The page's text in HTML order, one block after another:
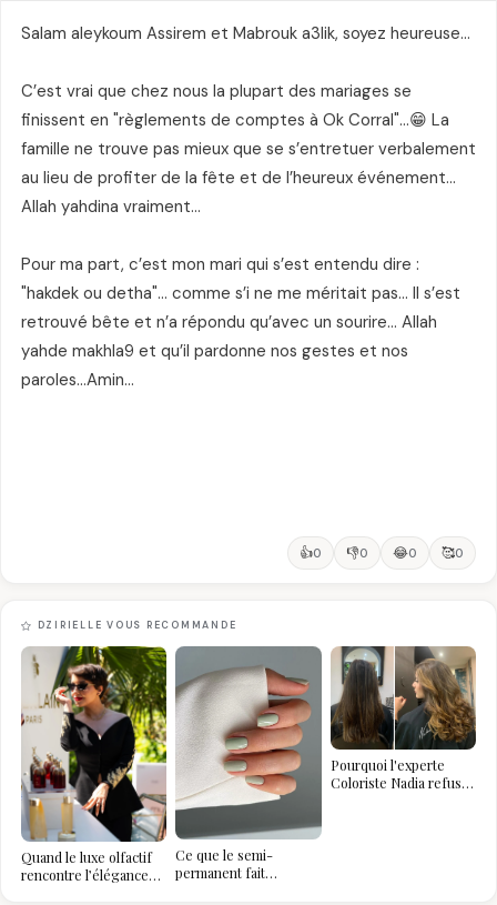
Salam aleykoum Assirem et Mabrouk a3lik, soyez heureuse…
C’est vrai que chez nous la plupart des mariages se
finissent en "règlements de comptes à Ok Corral"…😁 La
famille ne trouve pas mieux que se s’entretuer verbalement
au lieu de profiter de la fête et de l’heureux événement…
Allah yahdina vraiment…
Pour ma part, c’est mon mari qui s’est entendu dire :
"hakdek ou detha"… comme s’i ne me méritait pas… Il s’est
retrouvé bête et n’a répondu qu’avec un sourire… Allah
yahde makhla9 et qu’il pardonne nos gestes et nos
paroles…Amin…
👍0 👎0 😂0 🥰0
DZIRIELLE VOUS RECOMMANDE
Quand le luxe olfactif
rencontre l’élégance
Ce que le semi-
permanent fait
Pourquoi l'experte
Coloriste Nadia refuse